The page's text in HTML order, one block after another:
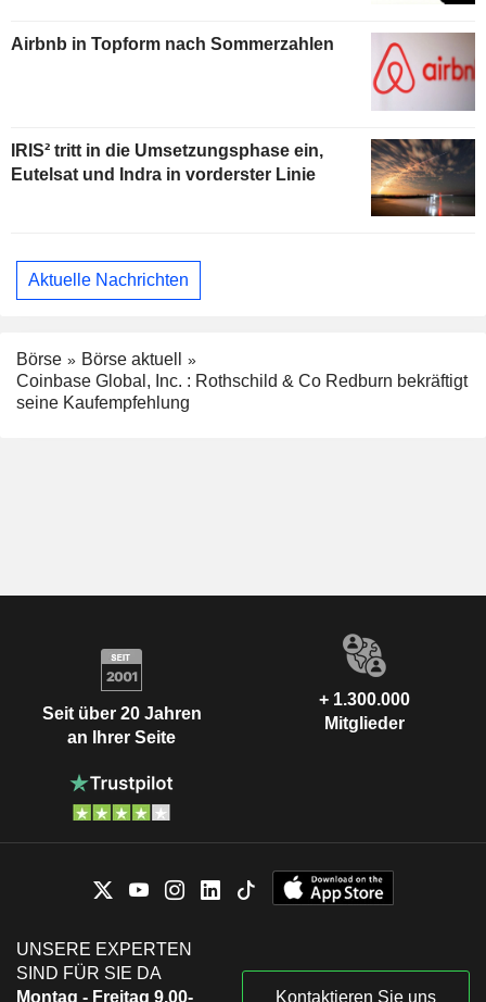
Airbnb in Topform nach Sommerzahlen
IRIS² tritt in die Umsetzungsphase ein,
Eutelsat und Indra in vorderster Linie
Aktuelle Nachrichten
Börse
Börse aktuell
Coinbase Global, Inc. : Rothschild & Co Redburn bekräftigt
seine Kaufempfehlung
Seit über 20 Jahren
an Ihrer Seite
+ 1.300.000
Mitglieder
UNSERE EXPERTEN
SIND FÜR SIE DA
Montag - Freitag 9.00-
Kontaktieren Sie uns